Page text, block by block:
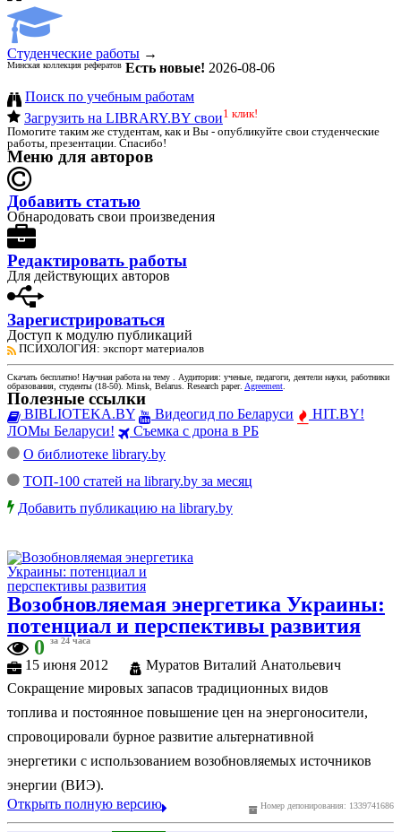
Студенческие работы →
Минская коллекция рефератов Есть новые! 2026-08-06
Поиск по учебным работам
Загрузить на LIBRARY.BY свои1 клик!
Помогите таким же студентам, как и Вы - опубликуйте свои студенческие
работы, презентации. Спасибо!
Меню для авторов
Добавить статью
Обнародовать свои произведения
Редактировать работы
Для действующих авторов
Зарегистрироваться
Доступ к модулю публикаций
ПСИХОЛОГИЯ: экспорт материалов
Скачать бесплатно! Научная работа на тему . Аудитория: ученые, педагоги, деятели науки, работники
образования, студенты (18-50). Minsk, Belarus Research paper. Agreement
Полезные ссылки
BIBLIOTEKA.BY Видеогид по Беларуси
HIT.BY!
ЛОМы Беларуси!
Съемка с дрона в РБ
О библиотеке library.by
ТОП-100 статей на library.by за месяц
Добавить публикацию на library.by
Возобновляемая энергетика Украины:
потенциал и перспективы развития
0
за 24 часа
15 июня 2012
Муратов Виталий Анатольевич
Сокращение мировых запасов традиционных видов
топлива и постоянное повышение цен на энергоносители,
спровоцировали бурное развитие альтернативной
энергетики с использованием возобновляемых источников
энергии (ВИЭ).
Номер депонирования: 1339741686
Открыть полную версию